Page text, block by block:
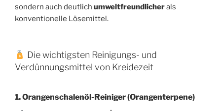
sondern auch deutlich umweltfreundlicherals
konventionelle Lösemittel.
Die wichtigsten Reinigungs- und
Verdünnungsmittel von Kreidezeit
1.Orangenschalenöl-Reiniger(Orangenterpene)